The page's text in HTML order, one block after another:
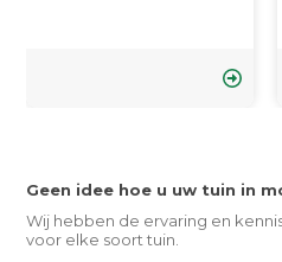
Geen idee hoe u uw tuin in
Wij hebben de ervaring en
voor elke soort tuin.